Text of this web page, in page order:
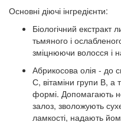
Основні діючі інгредієнти:
Біологічний екстракт
тьмяного і
зміцнюючи волосся і
Абрикосова олія - до
С, вітаміни групи В, а
формі. Допомагають
залоз, зволожують
ламкості, надають